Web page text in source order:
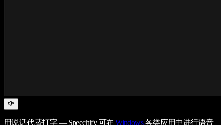
用说话代替打字 — Speechify 可在Windows各类应用中进行语音